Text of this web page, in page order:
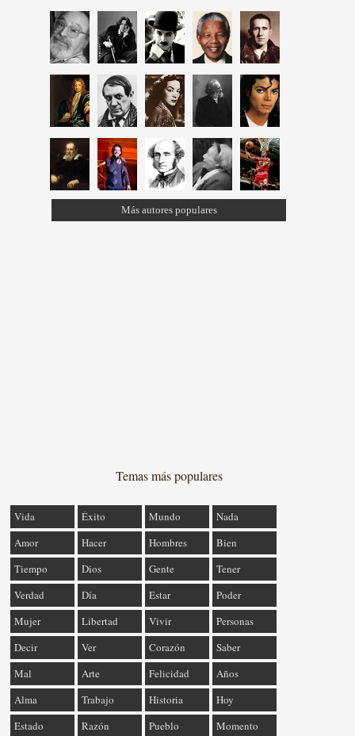
Más autores populares
Temas más populares
Vida Éxito Mundo
Nada
Amor
Hacer Hombres
Bien
Tiempo
Dios Gente
Tener
Verdad
Día Estar
Poder
Mujer
Libertad Vivir
Personas
Decir
Ver Corazón
Saber
Mal
Arte Felicidad
Años
Alma
Trabajo Historia
Hoy
Estado
Razón Pueblo Momento